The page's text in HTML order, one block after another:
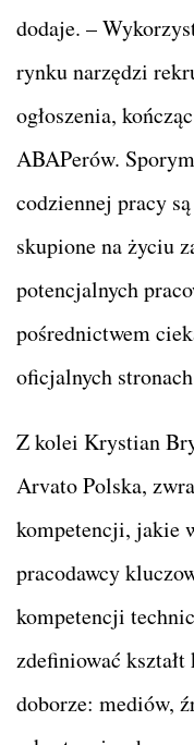
dodaje. –
rynku narzędzi
ogłoszenia,
ABAPerów.
codziennej pracy
skupione na życiu
potencjalnych
pośrednictwem
oficjalnych
Z kolei Krystian
Arvato Polska,
kompetencji, jakie
pracodawcy
kompetencji
zdefiniować
doborze: mediów,